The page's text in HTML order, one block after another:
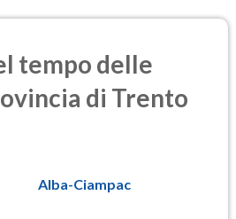
tempo delle
di Trento
Alba-Ciampac